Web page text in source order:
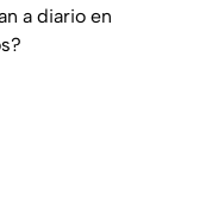
a diario en